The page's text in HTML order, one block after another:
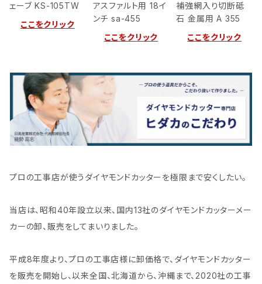
ェーブ KS-105TW
ここをクリック
アスファルト用 18イ
ンチ sa-455
ここをクリック
補強網入り切断砥
石 金属用 A 355
ここをクリック
プロの工事店が使うダイヤモンドカッターを極限まで安くしたい。
当店は、昭和40年設立以来、国内13社のダイヤモンドカッターメー
カーの卸、販売をしてまいりました。
平成8年度より、プロの工事店様に卸価格で、ダイヤモンドカッター
を販売を開始し、以来全国、北海道から、沖縄まで、2020社の工事